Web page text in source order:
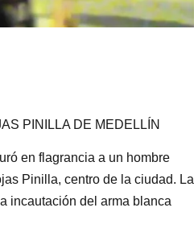
PINILLA DE MEDELLÍN
en flagrancia a un hombre
Pinilla, centro de la ciudad. La
incautación del arma blanca